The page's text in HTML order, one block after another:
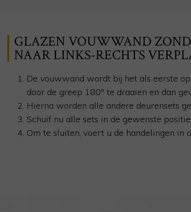
GLAZEN VOUWWAND
NAAR LINKS-RECHTS
De vouwwand wordt bij het als eerste
door de greep 180° te draaien en dan
Hierna worden alle andere deurensets
Schuif nu alle sets in de gewenste
Om te sluiten, voert u de handelingen in